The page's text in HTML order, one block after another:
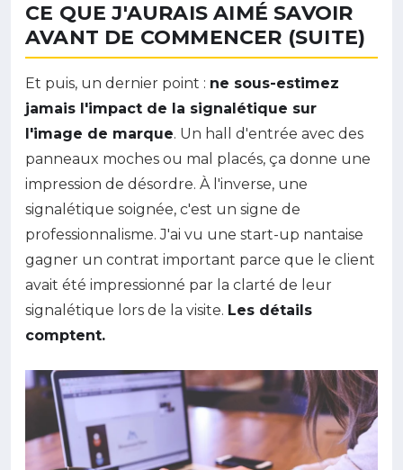
CE QUE J'AURAIS AIMÉ SAVOIR
AVANT DE COMMENCER (SUITE)
Et puis, un dernier point : ne sous-estimez
jamais l'impact de la signalétique sur
l'image de marque. Un hall d'entrée avec des
panneaux moches ou mal placés, ça donne une
impression de désordre. À l'inverse, une
signalétique soignée, c'est un signe de
professionnalisme. J'ai vu une start-up nantaise
gagner un contrat important parce que le client
avait été impressionné par la clarté de leur
signalétique lors de la visite. Les détails
comptent.